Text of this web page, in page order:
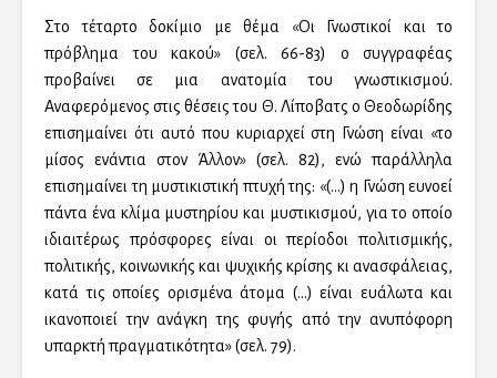
Στο τέταρτο δοκίμιο με θέμα «Οι Γνωστικοί και το
πρόβλημα του κακού» (σελ. 66-83) ο συγγραφέας
προβαίνει σε μια ανατομία του γνωστικισμού.
Αναφερόμενος στις θέσεις του Θ. Λίποβατς ο Θεοδωρίδης
επισημαίνει ότι αυτό που κυριαρχεί στη Γνώση είναι «το
μίσος ενάντια στον Άλλον» (σελ. 82), ενώ παράλληλα
επισημαίνει τη μυστικιστική πτυχή της: «(…) η Γνώση ευνοεί
πάντα ένα κλίμα μυστηρίου και μυστικισμού, για το οποίο
ιδιαιτέρως πρόσφορες είναι οι περίοδοι πολιτισμικής,
πολιτικής, κοινωνικής και ψυχικής κρίσης κι ανασφάλειας,
κατά τις οποίες ορισμένα άτομα (…) είναι ευάλωτα και
ικανοποιεί την ανάγκη της φυγής από την ανυπόφορη
υπαρκτή πραγματικότητα» (σελ. 79).